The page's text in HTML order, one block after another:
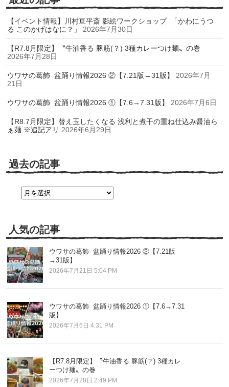
【イベント情報】川村亘平斎 影絵ワークショップ 「かわにうつ
る このかげはなに？」
2026年7月30日
【R7.8月限定】〝牛油香る 豚筋(？) 3種カレーつけ麺〟の巻
2026年7月28日
ウワサの葛飾 盆踊り情報2026 ②【7.21版→31版】
2026年7月
21日
ウワサの葛飾 盆踊り情報2026 ①【7.6→7.31版】 2026年7月6日
【R8.7月限定】替え玉したくなる 浅利と煮干の重ね仕込み醤油ら
ぁ麺 ※追記アリ 2026年6月29日
過去の記事
人気の記事
ウワサの葛飾 盆踊り情報2026 ②【7.21版
→31版】
2026年7月21日 5:04 PM
ウワサの葛飾 盆踊り情報2026 ①【7.6→7.31
版】
2026年7月6日 4:31 PM
【R7.8月限定】〝牛油香る 豚筋(？) 3種カレ
ーつけ麺〟の巻
2026年7月28日 2:49 PM